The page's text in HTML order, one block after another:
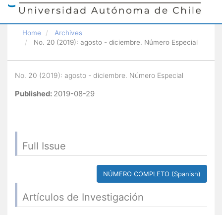
Home
Archives
No. 20 (2019): agosto - diciembre. Número Especial
No. 20 (2019): agosto - diciembre. Número Especial
Published: 2019-08-29
Full Issue
NÚMERO COMPLETO (Spanish)
Artículos de Investigación